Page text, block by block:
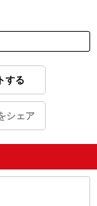
する
シェア